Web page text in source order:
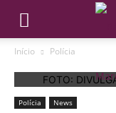
Início Polícia
FOTO:
Polícia News